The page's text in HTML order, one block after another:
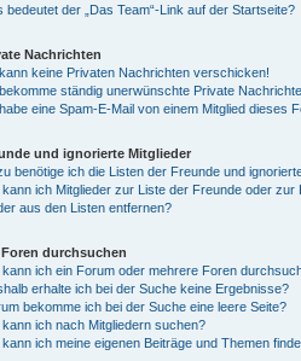
bedeutet der „Das Team“-Link auf der Startseite?
Nachrichten
keine Privaten Nachrichten verschicken!
ständig unerwünschte Private
eine Spam-E-Mail von einem Mitglied dieses
und ignorierte Mitglieder
benötige ich die Listen der Freunde und
kann ich Mitglieder zur Liste der Freunde oder
aus den Listen entfernen?
Foren durchsuchen
kann ich ein Forum oder mehrere Foren
erhalte ich bei der Suche keine Ergebnisse?
bekomme ich bei der Suche eine leere Seite?
kann ich nach Mitgliedern suchen?
kann ich meine eigenen Beiträge und Themen